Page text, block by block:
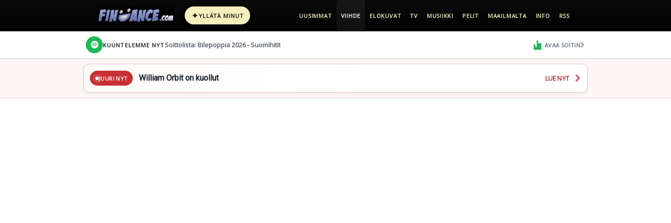
✦YLLÄTÄ MINUT UUSIMMAT VIIHDE ELOKUVAT TV MUSIIKKI PELIT MAAILMALTA INFO RSS
KUUNTELEMME NYT Soittolista: Bilepoppia 2026 - Suomihitit AVAA SOITIN
JUURI NYT William Orbit on kuollut LUE NYT